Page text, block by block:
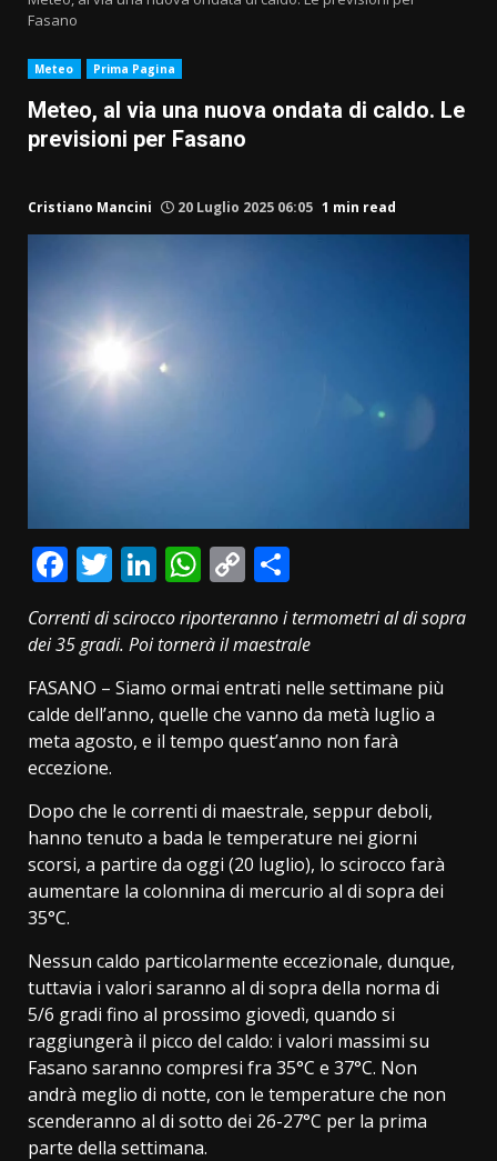
Fasano
Meteo Prima Pagina
Meteo, al via una nuova ondata di caldo. Le
previsioni per Fasano
Cristiano Mancini 20 Luglio 2025 06:05 1 min read
Facebook
Twitter
LinkedIn
WhatsApp
Copy
Link
Correnti di scirocco riporteranno i termometri al di sopra
dei 35 gradi. Poi tornerà il maestrale
FASANO – Siamo ormai entrati nelle settimane più
calde dell’anno, quelle che vanno da metà luglio a
meta agosto, e il tempo quest’anno non farà
eccezione.
Dopo che le correnti di maestrale, seppur deboli,
hanno tenuto a bada le temperature nei giorni
scorsi, a partire da oggi (20 luglio), lo scirocco farà
aumentare la colonnina di mercurio al di sopra dei
35°C.
Nessun caldo particolarmente eccezionale, dunque,
tuttavia i valori saranno al di sopra della norma di
5/6 gradi fino al prossimo giovedì, quando si
raggiungerà il picco del caldo: i valori massimi su
Fasano saranno compresi fra 35°C e 37°C. Non
andrà meglio di notte, con le temperature che non
scenderanno al di sotto dei 26-27°C per la prima
parte della settimana.